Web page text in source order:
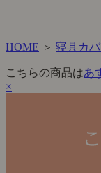
HOME ＞ 寝具カ
こちらの商品はあ
×